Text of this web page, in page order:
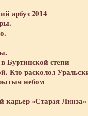
арбуз 2014
Буртинской степи
Кто расколол
небом
«Старая Линза»